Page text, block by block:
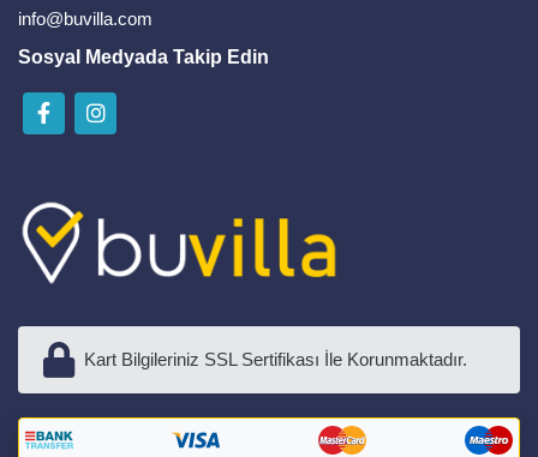
info@buvilla.com
Sosyal Medyada Takip Edin
Kart Bilgileriniz SSL Sertifikası İle Korunmaktadır.